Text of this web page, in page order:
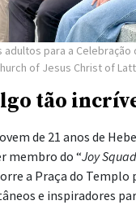
para a Celebração
of Jesus Christ of
tão
de 21 anos de
membro do “Joy Squad
a Praça do Templo
e inspiradores